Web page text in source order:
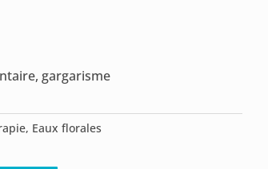
gargarisme
, Eaux florales